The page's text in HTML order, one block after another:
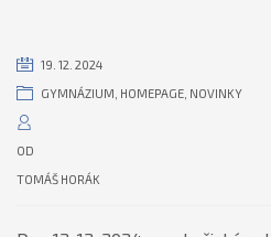
19. 12. 2024
GYMNÁZIUM HOMEPAGE NOVINKY
OD
TOMÁŠ HORÁK